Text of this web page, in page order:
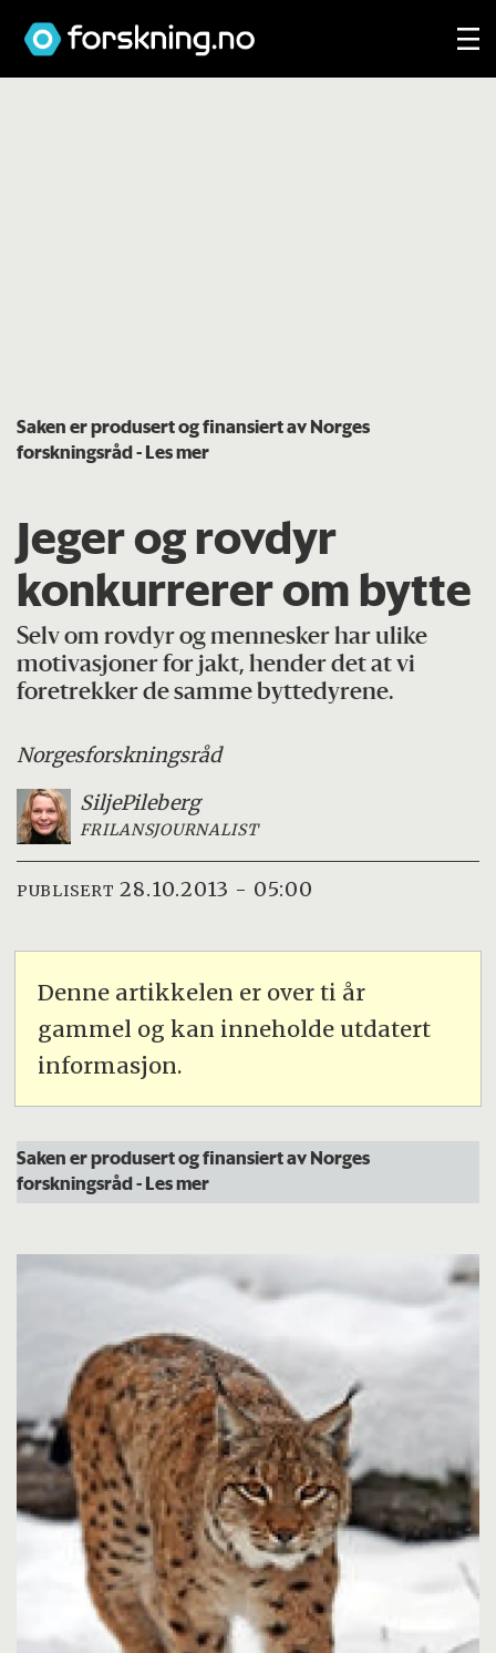
Saken er produsert og finansiert av Norges
forskningsråd- Les mer
Jeger og rovdyr
konkurrerer om bytte
Selv om rovdyr og mennesker har ulike
motivasjoner for jakt, hender det at vi
foretrekker de samme byttedyrene.
Norgesforskningsråd
SiljePileberg
FRILANSJOURNALIST
PUBLISERT 28.10.2013 - 05:00
Denne artikkelen er over ti år
gammel og kan inneholde utdatert
informasjon.
Saken er produsert og finansiert av Norges
forskningsråd- Les mer